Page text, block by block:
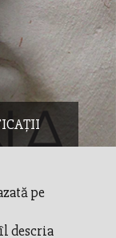
pe
descria